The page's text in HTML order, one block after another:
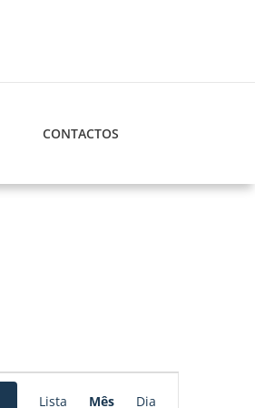
CONTACTOS
Lista Mês Dia